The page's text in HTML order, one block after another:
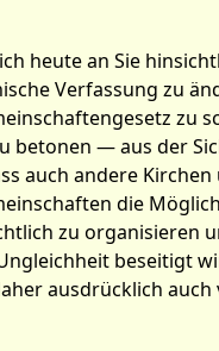
heute an Sie
Verfassung zu
zu
betonen — aus der
auch andere Kirchen
die
zu organisieren
beseitigt
ausdrücklich